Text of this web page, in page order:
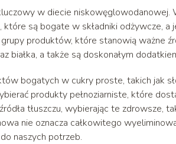
w diecie niskowęglowodanowej.
są bogate w składniki odżywcze, a
produktów, które stanowią ważne
białka, a także są doskonałym
bogatych w cukry proste, takich jak
produkty pełnoziarniste, które
tłuszczu, wybierając te zdrowsze,
nie oznacza całkowitego
naszych potrzeb.